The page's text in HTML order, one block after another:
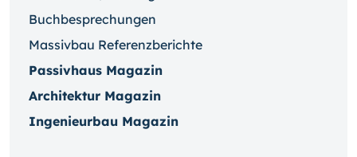
Buchbesprechungen
Massivbau Referenzberichte
Passivhaus Magazin
Architektur Magazin
Ingenieurbau Magazin